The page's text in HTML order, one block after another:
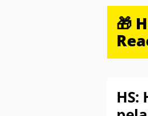
🎁
HS: